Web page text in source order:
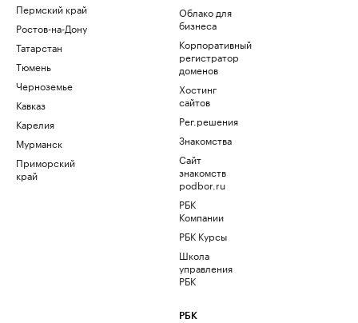
Пермский край
Ростов-на-Дону
Татарстан
Тюмень
Черноземье
Кавказ
Карелия
Мурманск
Приморский
край
Облако для
бизнеса
Корпоративный
регистратор
доменов
Хостинг
сайтов
Рег.решения
Знакомства
Сайт
знакомств
podbor.ru
РБК
Компании
РБК Курсы
Школа
управления
РБК
РБК